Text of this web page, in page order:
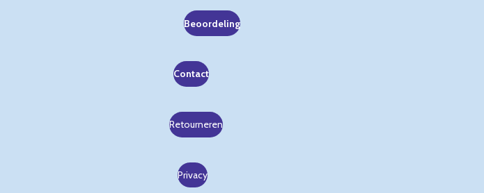
Beoordeling
Contact
Retourneren
Privacy